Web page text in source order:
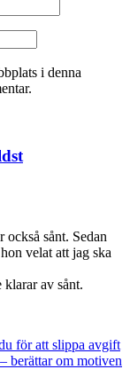
i denna
sånt. Sedan
velat att jag ska
av sånt.
för att slippa avgift
berättar om motiven